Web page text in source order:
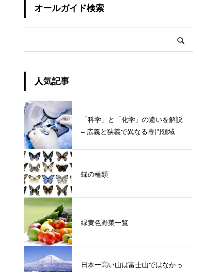
オールガイド検索
人気記事
「科学」と「化学」の違いを解説
– 広義と狭義で異なる専門領域
蝶の種類
緑黄色野菜一覧
日本一高い山は富士山ではなかっ